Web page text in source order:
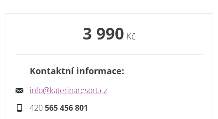
3 990 Kč
Kontaktní informace:
info@katerinaresort.cz
420565 456 801